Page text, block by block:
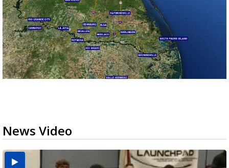
News Video